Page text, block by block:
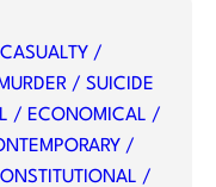
/
/ SUICIDE
/ ECONOMICAL /
/
/